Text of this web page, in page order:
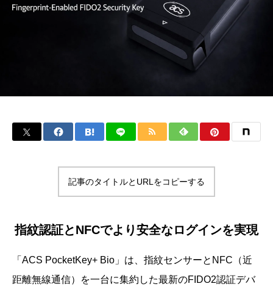
記事のタイトルとURLをコピーする
指紋認証とNFCでより安全なログインを実現
「ACS PocketKey+ Bio」は、指紋センサーとNFC（近
距離無線通信）を一台に集約した最新のFIDO2認証デバ